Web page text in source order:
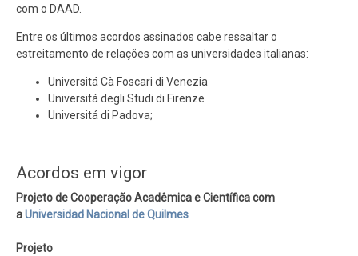
com o DAAD.
Entre os últimos acordos assinados cabe ressaltar o
estreitamento de relações com as universidades italianas:
Universitá Cà Foscari di Venezia
Universitá degli Studi di Firenze
Universitá di Padova;
Acordos em vigor
Projeto de Cooperação Acadêmica e Científica com
aUniversidad Nacional de Quilmes
Projeto